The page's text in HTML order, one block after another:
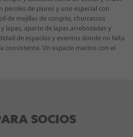
peroles de piures y uno especial con
de mejillas de congrio, churrascos
lapas, aparte de lapas arrebozadas y
de espacios y eventos donde no falta
consistente. Un espacio marino con el
SOCIOS